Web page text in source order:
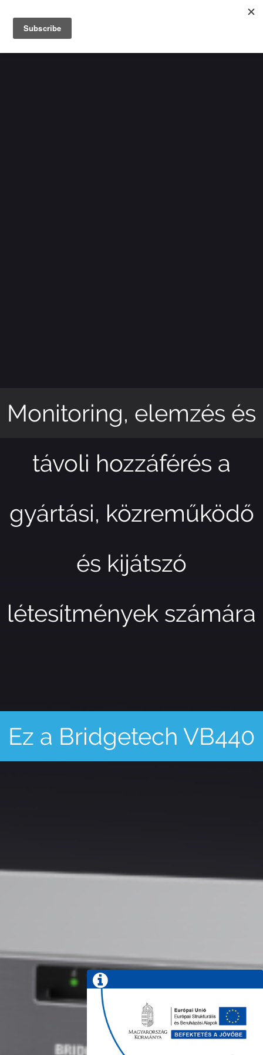
Monitoring, elemzés és
távoli hozzáférés a
gyártási, közreműködő
és kijátszó
létesítmények számára
Ez a Bridgetech VB440